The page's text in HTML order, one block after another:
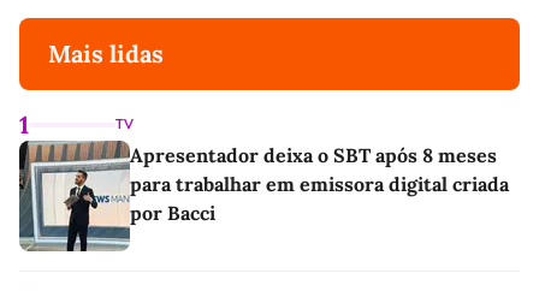
Mais lidas
1 TV
Apresentador deixa o SBT após 8 meses
para trabalhar em emissora digital criada
por Bacci